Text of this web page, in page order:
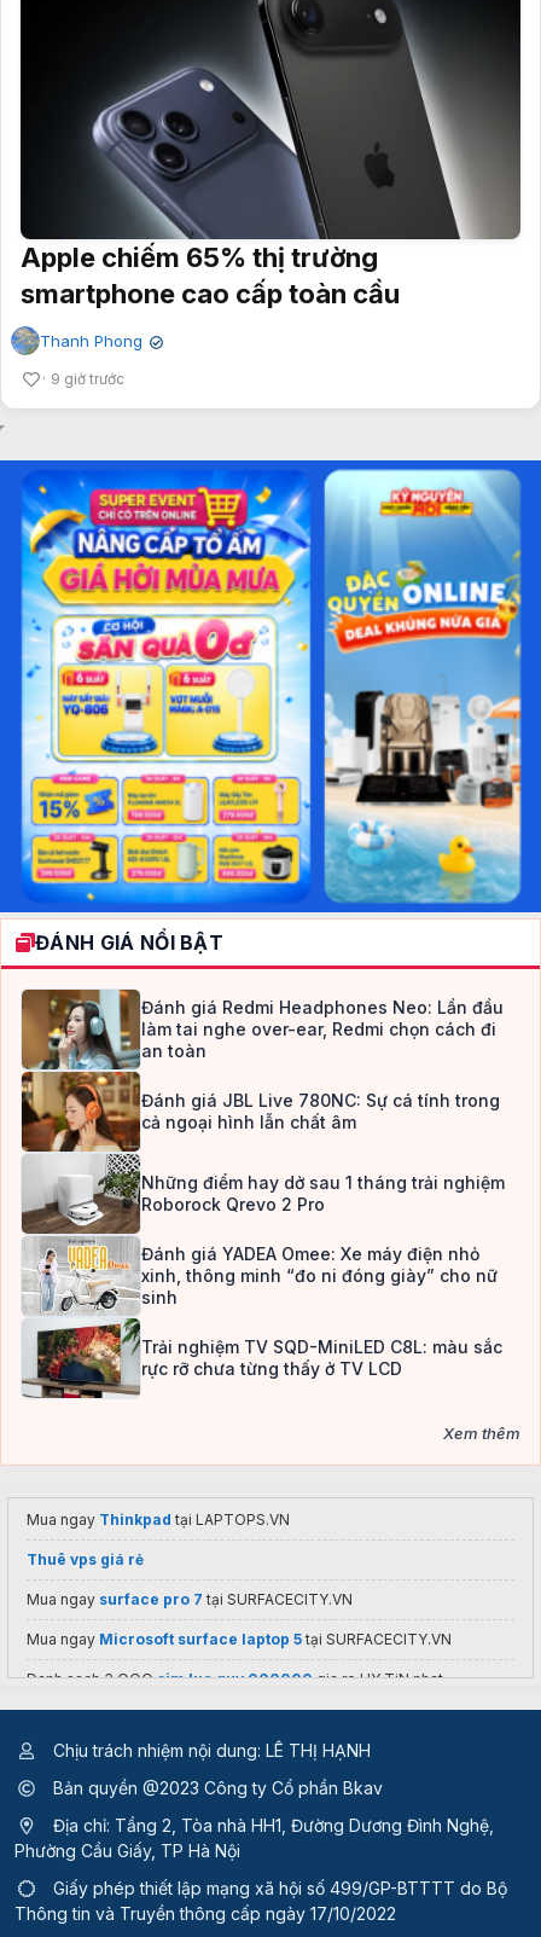
Apple chiếm 65% thị trường
smartphone cao cấp toàn cầu
Thanh Phong ✔
9 giờ trước
ĐÁNH GIÁ NỔI BẬT
Đánh giá Redmi Headphones Neo: Lần đầu
làm tai nghe over-ear, Redmi chọn cách đi
an toàn
Đánh giá JBL Live 780NC: Sự cá tính trong
cả ngoại hình lẫn chất âm
Những điểm hay dở sau 1 tháng trải nghiệm
Roborock Qrevo 2 Pro
Đánh giá YADEA Omee: Xe máy điện nhỏ
xinh, thông minh “đo ni đóng giày” cho nữ
sinh
Trải nghiệm TV SQD-MiniLED C8L: màu sắc
rực rỡ chưa từng thấy ở TV LCD
Xem thêm
Mua ngay Thinkpad tại LAPTOPS.VN
Thuê vps giá rẻ
Mua ngay surface pro 7 tại SURFACECITY.VN
Mua ngay Microsoft surface laptop 5 tại SURFACECITY.VN
Danh sach 3 OOOsim luc quy 000000gia re UY TiN nhat
VPS Việt Nam giá rẻ
Chịu trách nhiệm nội dung: LÊ THỊ HẠNH
Bản quyền @2023 Công ty Cổ phần Bkav
Địa chỉ: Tầng 2, Tòa nhà HH1, Đường Dương Đình Nghệ,
Phường Cầu Giấy, TP Hà Nội
Giấy phép thiết lập mạng xã hội số 499/GP-BTTTT do Bộ
Thông tin và Truyền thông cấp ngày 17/10/2022